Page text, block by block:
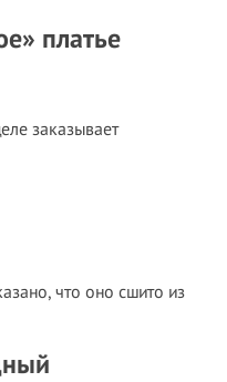
платье
заказывает
что оно сшито из